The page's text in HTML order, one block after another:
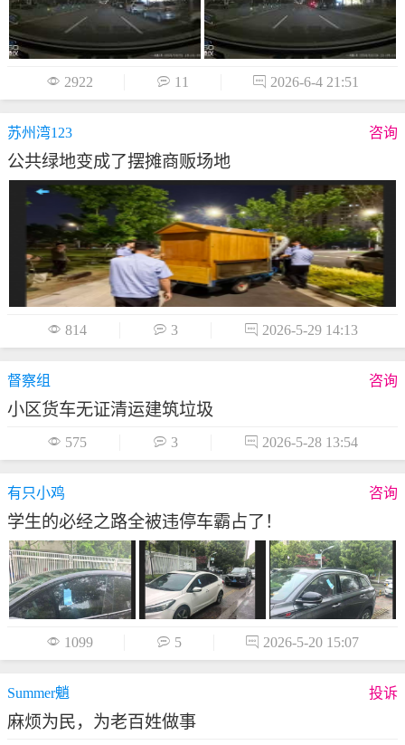
 2922  11  2026-6-4 21:51
苏州湾123 咨询
公共绿地变成了摆摊商贩场地
 814  3  2026-5-29 14:13
督察组 咨询
小区货车无证清运建筑垃圾
 575  3  2026-5-28 13:54
有只小鸡 咨询
学生的必经之路全被违停车霸占了！
 1099  5  2026-5-20 15:07
Summer魈 投诉
麻烦为民，为老百姓做事